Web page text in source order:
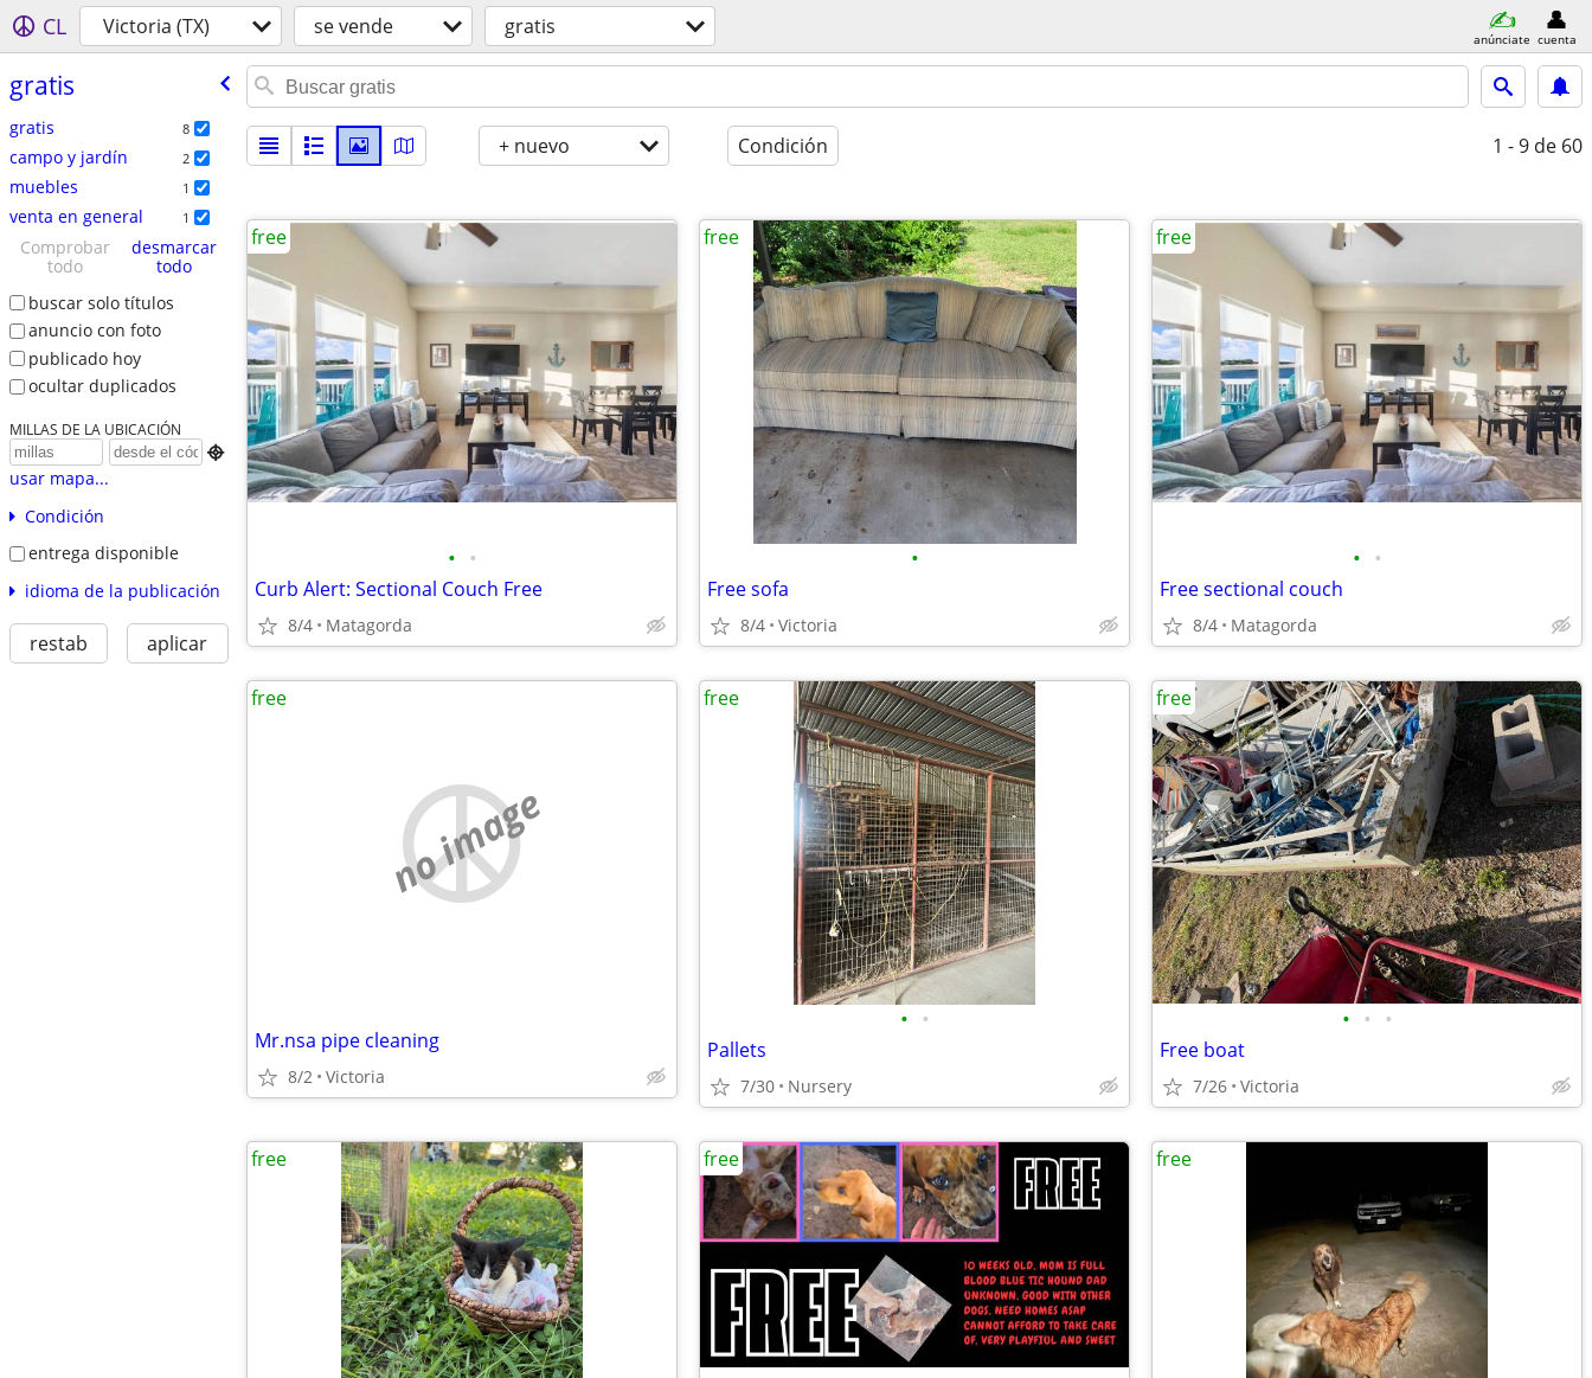
CL Victoria (TX) se vende gratis anúnciate cuenta
gratis
gratis 8
campo y jardín 2
muebles 1
venta en general 1
Comprobar
todo
desmarcar
todo
buscar solo títulos
anuncio con foto
publicado hoy
ocultar duplicados
MILLAS DE LA UBICACIÓN

usar mapa...
Condición
entrega disponible
idioma de la publicación
restab aplicar
+ nuevo Condición 1 - 9 de 60
• •
Curb Alert: Sectional Couch Free
8/4 Matagorda
free
•
Free sofa
8/4 Victoria
free
• •
Free sectional couch
8/4 Matagorda
free
no image
Mr.nsa pipe cleaning
8/2 Victoria
free
• •
Pallets
7/30 Nursery
free
• • •
Free boat
7/26 Victoria
free
free free free